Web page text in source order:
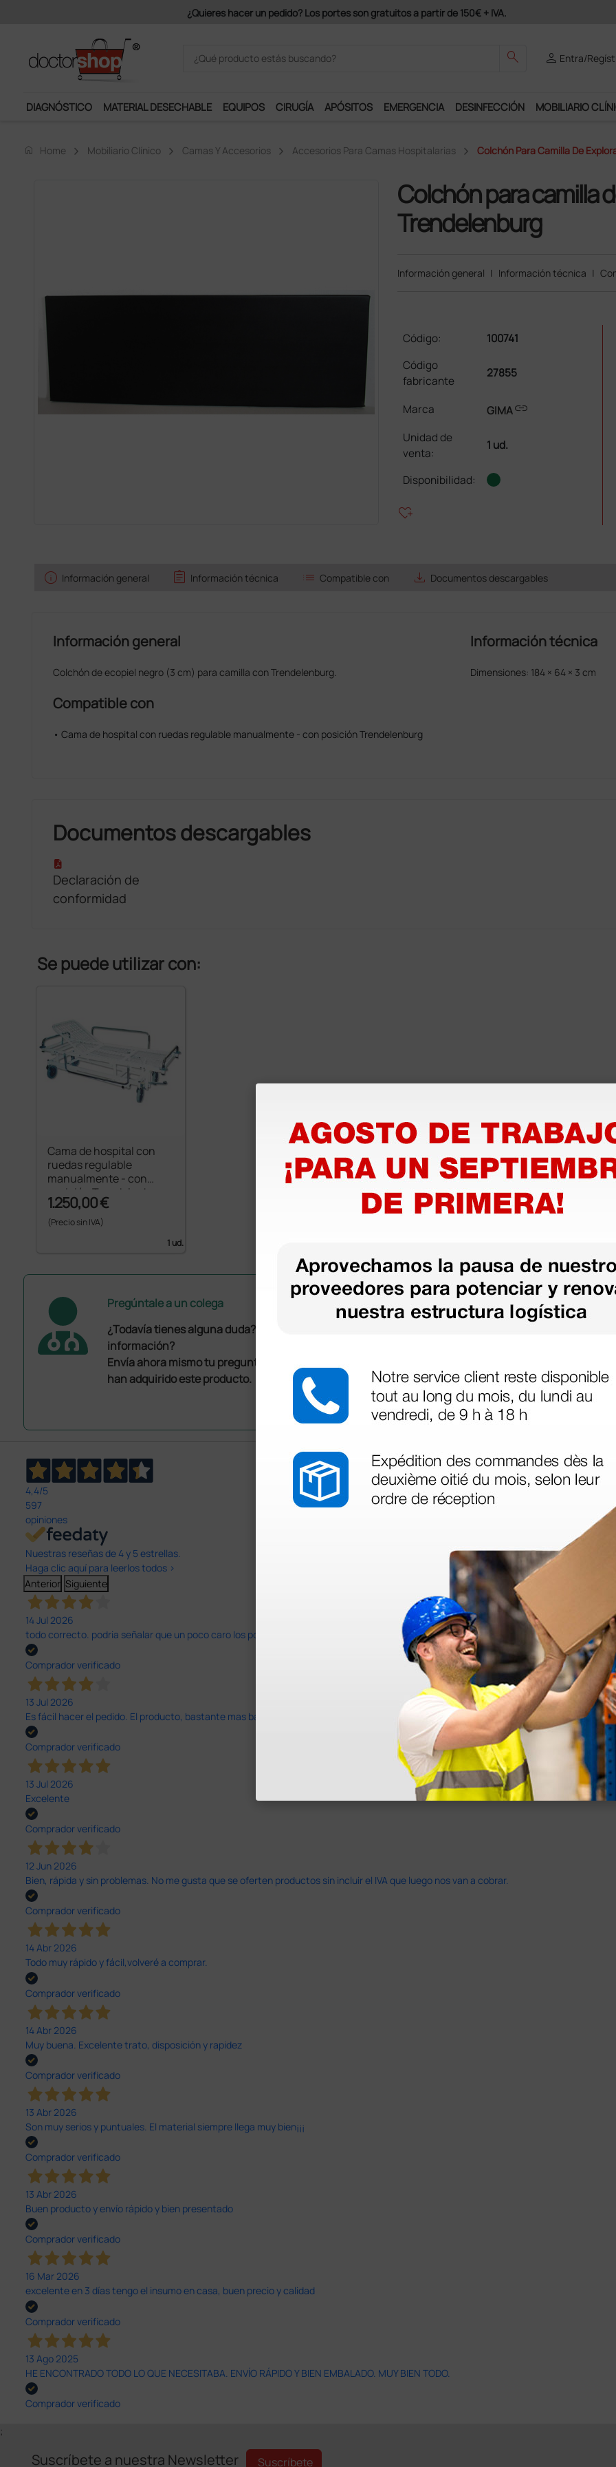
hacer un pedido? Los portes son gratuitos a partir de 150€ + IVA.
search person Entra/
DIAGNÓSTICO MATERIAL DESECHABLE EQUIPOS CIRUGÍA APÓSITOS EMERGENCIA DESINFECCIÓN MOBILIARIO
home Home Mobiliario Clínico Camas Y Accesorios Accesorios Para Camas Hospitalarias Colchón Para Camilla De
Colchón para camilla
Trendelenburg
Información general | Información técnica |
Código:
100741
Código
fabricante
27855
Marca GIMAlink
Unidad de
venta:
1 ud.
Disponibilidad:
heart_plus
info Información general assignment Información técnica list Compatible con save_alt Documentos descargables
Información general
Colchón de ecopiel negro (3 cm) para camilla con Trendelenburg.
Compatible con
• Cama de hospital con ruedas regulable manualmente - con posición Trendelenburg
Información técnica
Dimensiones: 184 × 64 × 3 cm
Documentos descargables
Declaración de
conformidad
Se puede utilizar con:
Cama de hospital con
ruedas regulable
manualmente - con
posición Trendelenburg
1.250,00 €
(Precio sin IVA)
1 ud.
Pregúntale a un colega
¿Todavía tienes alguna duda? ¿Necesitas más
información?
Envía ahora mismo tu pregunta a los colegas que ya
han adquirido este producto.
4,4/5
597
opiniones
Nuestras reseñas de 4 y 5 estrellas.
Haga clic aquí para leerlos todos >
Anterior Siguiente
14 Jul 2026
todo correcto. podria señalar que un poco caro los portes y el plazo de entrega se alarga.
Comprador verificado
13 Jul 2026
Es fácil hacer el pedido. El producto, bastante mas barato que en otras plataformas de material médico. Pero el envío cuesta más del
Comprador verificado
13 Jul 2026
Excelente
Comprador verificado
12 Jun 2026
Bien, rápida y sin problemas. No me gusta que se oferten productos sin incluir el IVA que luego nos van a cobrar.
Comprador verificado
14 Abr 2026
Todo muy rápido y fácil,volveré a comprar.
Comprador verificado
14 Abr 2026
Muy buena. Excelente trato, disposición y rapidez
Comprador verificado
13 Abr 2026
Son muy serios y puntuales. El material siempre llega muy bien¡¡¡
Comprador verificado
13 Abr 2026
Buen producto y envío rápido y bien presentado
Comprador verificado
16 Mar 2026
excelente en 3 días tengo el insumo en casa, buen precio y calidad
Comprador verificado
13 Ago 2025
HE ENCONTRADO TODO LO QUE NECESITABA. ENVÍO RÁPIDO Y BIEN EMBALADO. MUY BIEN TODO.
Comprador verificado
;
Suscríbete a nuestra Newsletter Suscríbete